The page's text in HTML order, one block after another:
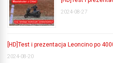
2024-08-27
[HD]Test i prezentacja Leoncino po
2024-08-20